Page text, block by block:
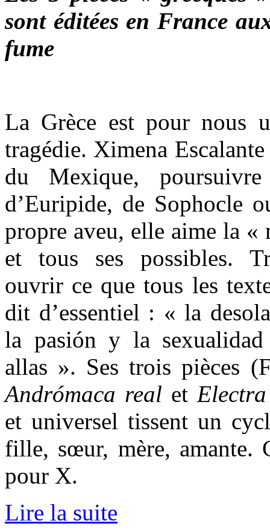
sont éditées en France
fume
La Grèce est pour nous
tragédie. Ximena
du Mexique,
d’Euripide, de Sophocle
propre aveu, elle aime la
et tous ses possibles.
ouvrir ce que tous les
dit d’essentiel : « la
la pasión y la
allas ». Ses trois pièces
Andrómaca real et
et universel tissent un
fille, sœur, mère, amante.
pour X.
Lire la suite